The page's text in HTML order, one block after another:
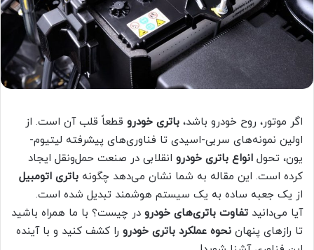
اگر موتور، روح خودرو باشد، باتری خودرو قطعاً قلب آن است. از
اولین نمونه‌های سربی-اسیدی تا فناوری‌های پیشرفته لیتیوم-
یون، تحول انواع باتری خودرو انقلابی در صنعت حمل‌و‌نقل ایجاد
کرده است. این مقاله به شما نشان می‌دهد چگونه باتری اتومبیل
از یک جعبه ساده به یک سیستم هوشمند تبدیل شده است.
آیا می‌دانید تفاوت باتری‌های خودرو در چیست؟ با ما همراه باشید
تا رازهای پنهان نحوه عملکرد باتری خودرو را کشف کنید و با آینده